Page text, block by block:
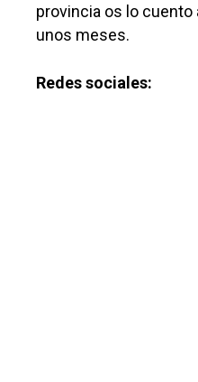
provincia os lo cuento
unos meses.
Redes sociales: